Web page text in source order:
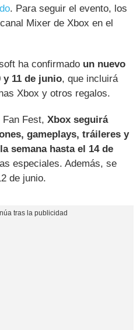
. Para seguir el evento, los
Mixer de Xbox en el
ha confirmado un nuevo
y 11 de junio, que incluirá
Xbox y otros regalos.
Fan Fest,Xbox seguirá
gameplays, tráileres y
semana hasta el 14 de
especiales. Además, se
de junio.